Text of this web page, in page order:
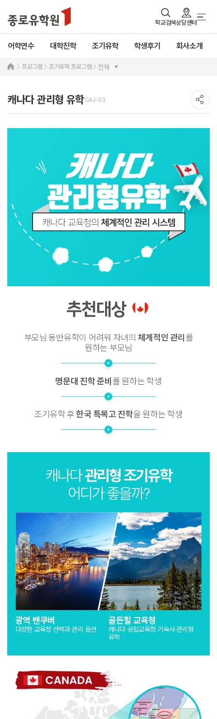
학교검색상담센터
어학연수 대학진학 조기유학 학생후기 회사소개
프로그램 조기유학 프로그램 전체
캐나다 관리형 유학CAJ-03
부모님 동반유학이 어려워 자녀의 체계적인 관리 를
원하는 부모님
명문대 진학 준비를 원하는 학생
조기유학 후한국 특목고 진학을 원하는 학생
캐나다관리형 조기유학
어디가 좋을까?
광역 밴쿠버
다양한 교육청 선택과 관리 옵션
골든힐 교육청
캐나다 공립교육청 기숙사 관리형
유학